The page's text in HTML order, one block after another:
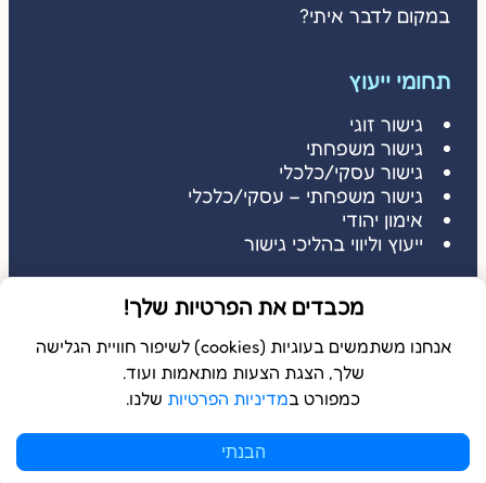
במקום לדבר איתי?
תחומי ייעוץ
גישור זוגי
גישור משפחתי
גישור עסקי/כלכלי
גישור משפחתי – עסקי/כלכלי
אימון יהודי
ייעוץ וליווי בהליכי גישור
דברו איתי
דברו איתי: 052-3686485
שלחו הודעה: 052-3686485
מכבדים את הפרטיות שלך!
אנחנו משתמשים בעוגיות (cookies) לשיפור חוויית הגלישה
שלך, הצגת הצעות מותאמות ועוד.
כמפורט במדיניות הפרטיות שלנו.
הבנתי